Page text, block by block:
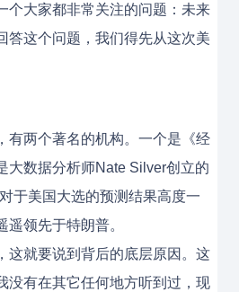
个大家都非常关注的问题：未来
答这个问题，我们得先从这次美
有两个著名的机构。一个是《经
大数据分析师Nate Silver创立的
于美国大选的预测结果高度一
领先于特朗普。
这就要说到背后的底层原因。这
没有在其它任何地方听到过，现